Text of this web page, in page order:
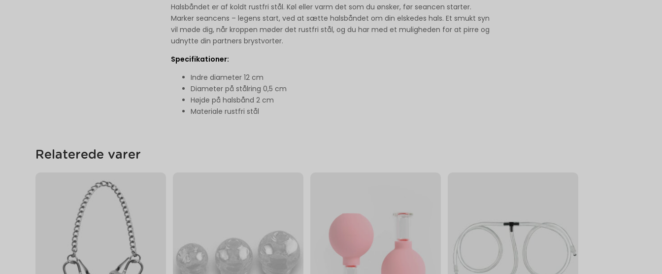
Halsbåndet er af koldt rustfri stål. Køl eller varm det som du ønsker, før seancen starter.
Marker seancens – legens start, ved at sætte halsbåndet om din elskedes hals. Et smukt syn
vil møde dig, når kroppen møder det rustfri stål, og du har med et muligheden for at pirre og
udnytte din partners brystvorter.
Specifikationer:
Indre diameter 12 cm
Diameter på stålring 0,5 cm
Højde på halsbånd 2 cm
Materiale rustfri stål
Relaterede varer